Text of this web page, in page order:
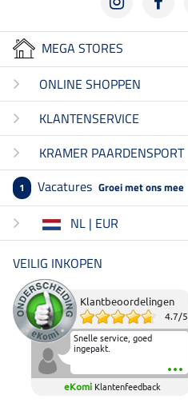
MEGA STORES
ONLINE SHOPPEN
KLANTENSERVICE
KRAMER PAARDENSPORT
1 Vacatures Groei met ons mee
NL | EUR
VEILIG INKOPEN
Klantbeoordelingen
4.7/5
Snelle service, goed
ingepakt.
eKomi Klantenfeedback